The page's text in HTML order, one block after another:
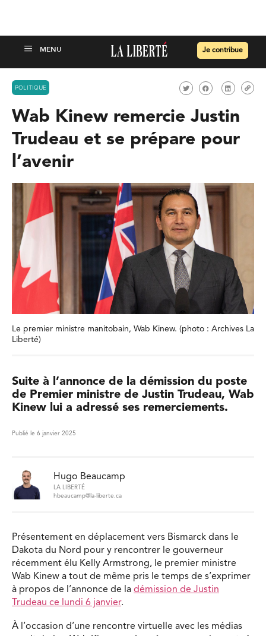
Je contribue
POLITIQUE
Wab Kinew remercie Justin
Trudeau et se prépare pour
l’avenir
Le premier ministre manitobain, Wab Kinew. (photo : Archives La
Liberté)
Suite à l’annonce de la démission du poste
de Premier ministre de Justin Trudeau, Wab
Kinew lui a adressé ses remerciements.
Publié le 6 janvier 2025
Hugo Beaucamp
LA LIBERTÉ
hbeaucamp@la-liberte.ca
Présentement en déplacement vers Bismarck dans le
Dakota du Nord pour y rencontrer le gouverneur
récemment élu Kelly Armstrong, le premier ministre
Wab Kinew a tout de même pris le temps de s’exprimer
à propos de l’annonce de la démission de Justin
Trudeau ce lundi 6 janvier.
À l’occasion d’une rencontre virtuelle avec les médias